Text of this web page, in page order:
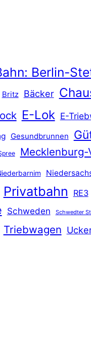
Berlin-
Britz Bäcker
E-Lok E-
Gesundbrunnen
Mecklenburg-
Privatbahn RE3
Schweden Schwedter
Triebwagen